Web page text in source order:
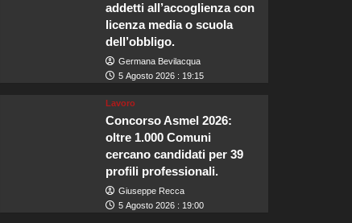
addetti all’accoglienza con
licenza media o scuola
dell’obbligo.
Germana Bevilacqua
5 Agosto 2026 : 19:15
Lavoro
Concorso Asmel 2026:
oltre 1.000 Comuni
cercano candidati per 39
profili professionali.
Giuseppe Recca
5 Agosto 2026 : 19:00